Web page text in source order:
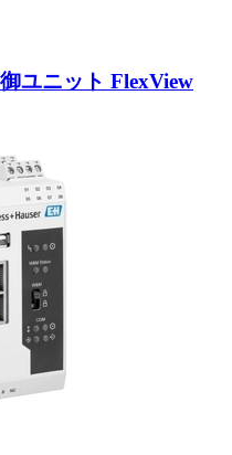
ユニット FlexView